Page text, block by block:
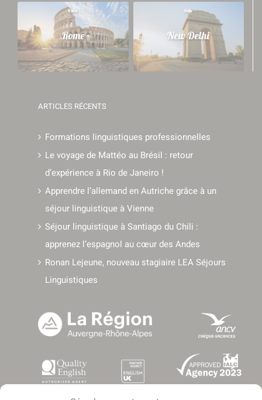
Italie
Rome
Inde
New Delhi
ARTICLES RÉCENTS
Formations linguistiques professionnelles
Le voyage de Mattéo au Brésil : retour
d’expérience à Rio de Janeiro !
Apprendre l’allemand en Autriche grâce à un
séjour linguistique à Vienne
Séjour linguistique à Santiago du Chili :
apprenez l’espagnol au cœur des Andes
Ronan Lejeune, nouveau stagiaire LEA Séjours
Linguistiques